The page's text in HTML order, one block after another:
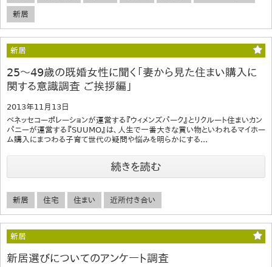
新居
新居
25～49歳の既婚女性に聞く「妻から見た住まい購入に
関する意識調査 ご挨拶編」
2013年11月13日
ベネッセコーポレーションが運営する『ウィメンズパーク』とリクルート住まいカン
パニーが運営する『SUUMO』は、人生で一番大きな買い物といわれるマイホー
ム購入にまつわる子育て世代の疑問や悩みを明らかにする...
続きを読む
新居 住宅 住まい 近所付き合い
新居
新居選びについてのアンケート調査